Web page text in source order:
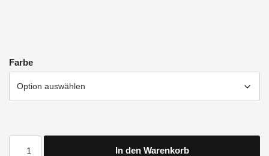
Farbe
In den Warenkorb